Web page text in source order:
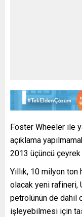
Foster Wheeler ile
açıklama
2013 üçüncü
Yıllık, 10 milyon
olacak yeni rafineri,
petrolünün de dahil
işleyebilmesi için